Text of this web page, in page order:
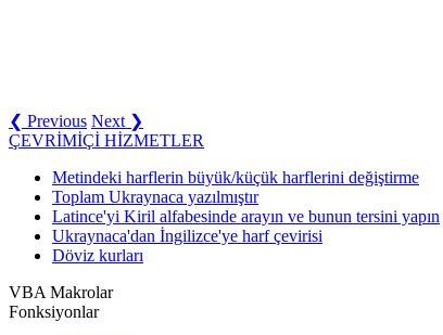
❮ Previous Next ❯
ÇEVRİMİÇİ HİZMETLER
Metindeki harflerin büyük/küçük harflerini değiştirme
Toplam Ukraynaca yazılmıştır
Latince'yi Kiril alfabesinde arayın ve bunun tersini yapın
Ukraynaca'dan İngilizce'ye harf çevirisi
Döviz kurları
VBA Makrolar
Fonksiyonlar